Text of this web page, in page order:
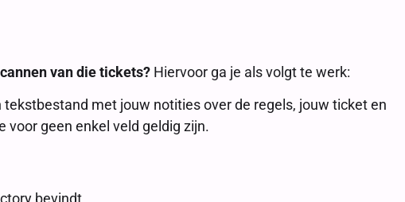
van die tickets? Hiervoor ga je als volgt te werk:
met jouw notities over de regels, jouw ticket en
voor geen enkel veld geldig zijn.
bevindt.